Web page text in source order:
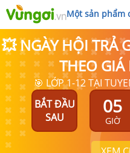
Một sản phẩm
💥 NGÀY HỘI TRẢ
THEO GIÁ
🎯 LỚP 1-12 TẠI
BẮT ĐẦU
SAU
05
GIỜ